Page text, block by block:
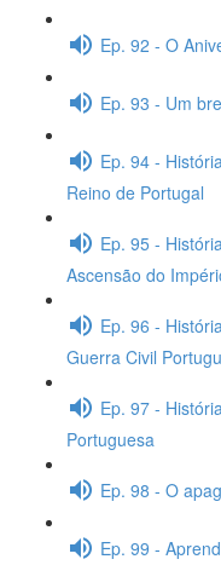
Ep. 92 - O
Ep. 93 - Um
Ep. 94 -
Reino de Portugal
Ep. 95 -
Ascensão do
Ep. 96 -
Guerra Civil
Ep. 97 -
Portuguesa
Ep. 98 - O
Ep. 99 -